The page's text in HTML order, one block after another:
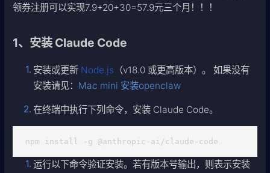
领券注册可以实现7.9+20+30=57.9元三个月！！！
1、安装 Claude Code
安装或更新 Node.js （v18.0 或更高版本）。 如果没有
安装请见： Mac mini 安装openclaw
在终端中执行下列命令，安装 Claude Code。
npm install -g @anthropic-ai/claude-code
运行以下命令验证安装。若有版本号输出，则表示安装